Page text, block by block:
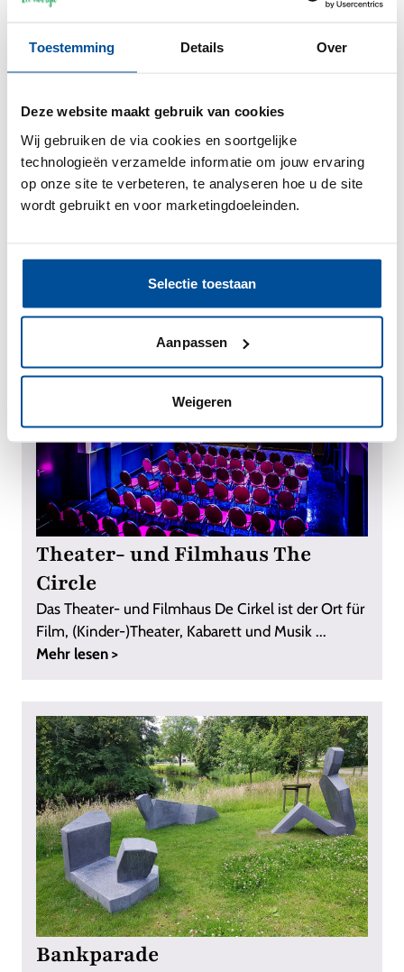
Toestemming Details Over
Deze website maakt gebruik van cookies
Wij gebruiken de via cookies en soortgelijke
technologieën verzamelde informatie om jouw ervaring
op onze site te verbeteren, te analyseren hoe u de site
wordt gebruikt en voor marketingdoeleinden.
Selectie toestaan
Aanpassen
Weigeren
Onder de Parasol 2026
Geniet deze zomer van cultuur, ontmoeting en
Theater- und Filmhaus The
Circle
Das Theater- und Filmhaus De Cirkel ist der Ort für
Film, (Kinder-)Theater, Kabarett und Musik ...
Mehr lesen >
Bankparade